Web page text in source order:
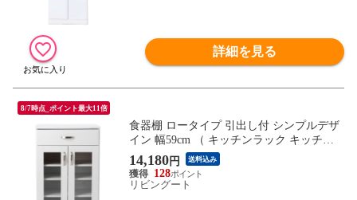
詳細を見る
8/7時点_ポイント最大11倍
食器棚 ロータイプ 引出し付 シンプルデザ
イン 幅59cm （ キッチンラック キッチン
ボード 収納 棚 引き出し 食器収納 家具 カ
ウンター キッチン家具 台所 レンジ台 ホワ
イト コンパクト 可動棚 シンプル ）
14,180円 送料込み
128
リビングート